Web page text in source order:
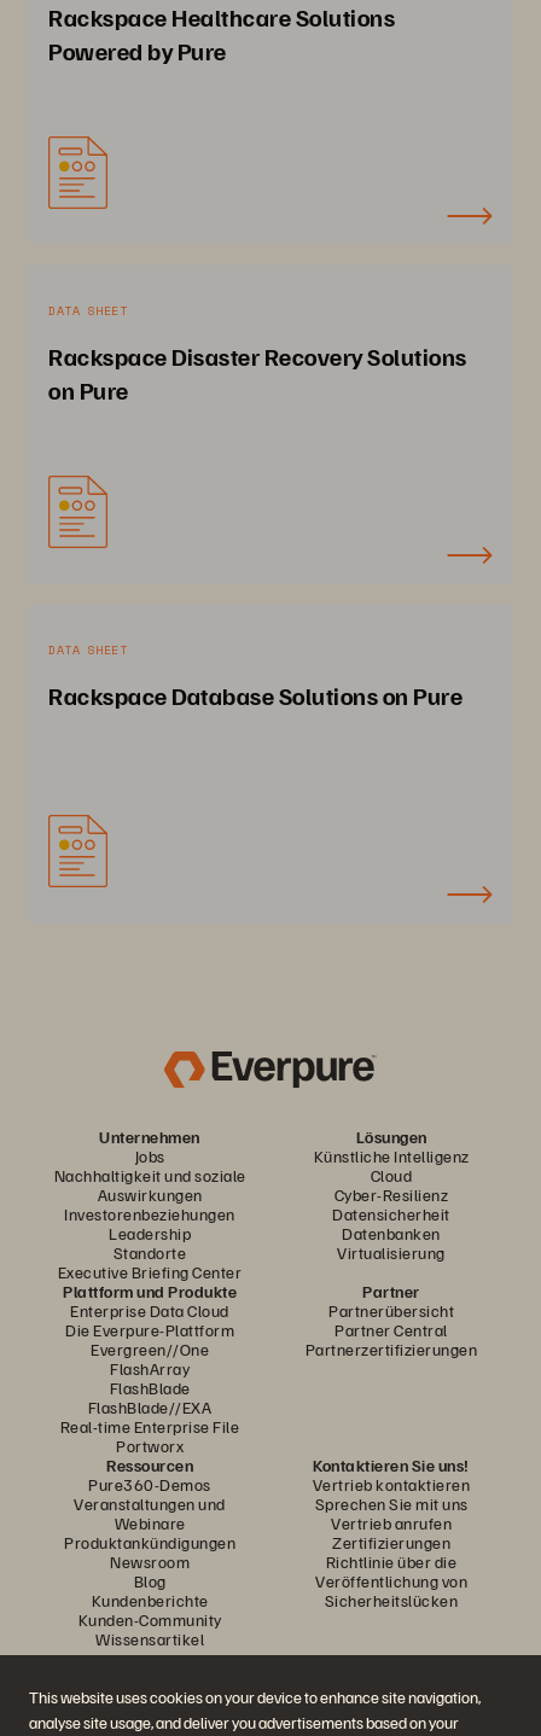
This website uses cookies on your device to enhance site navigation,
analyse site usage, and deliver you advertisements based on your
Rackspace Healthcare Solutions
Powered by Pure
DATA SHEET
Rackspace Disaster Recovery Solutions
on Pure
DATA SHEET
Rackspace Database Solutions on Pure
Unternehmen
Jobs
Nachhaltigkeit und soziale
Auswirkungen
Investorenbeziehungen
Leadership
Standorte
Executive Briefing Center
Lösungen
Künstliche Intelligenz
Cloud
Cyber-Resilienz
Datensicherheit
Datenbanken
Virtualisierung
Plattform und Produkte
Enterprise Data Cloud
Die Everpure-Plattform
Evergreen//One
FlashArray
FlashBlade
FlashBlade//EXA
Real-time Enterprise File
Portworx
Partner
Partnerübersicht
Partner Central
Partnerzertifizierungen
Ressourcen
Pure360-Demos
Veranstaltungen und
Webinare
Produktankündigungen
Newsroom
Blog
Kundenberichte
Kunden-Community
Wissensartikel
Kontaktieren Sie uns!
Vertrieb kontaktieren
Sprechen Sie mit uns
Vertrieb anrufen
Zertifizierungen
Richtlinie über die
Veröffentlichung von
Sicherheitslücken
Diskutiere mit